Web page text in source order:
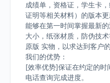
成绩单，资格证，学生卡
证明等相关材料）的版本更
能够在第一时间掌握最新
大小，纸张材质，防伪技
原版 实物，以求达到客户的
我们的优势：
[效率优势]保证在约定的时
电话查询完成进度。